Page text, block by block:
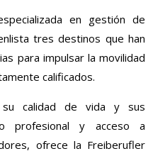
en gestión de
tres destinos que han
para impulsar la movilidad
calificados.
calidad de vida y sus
profesional y acceso a
ofrece la Freiberufler